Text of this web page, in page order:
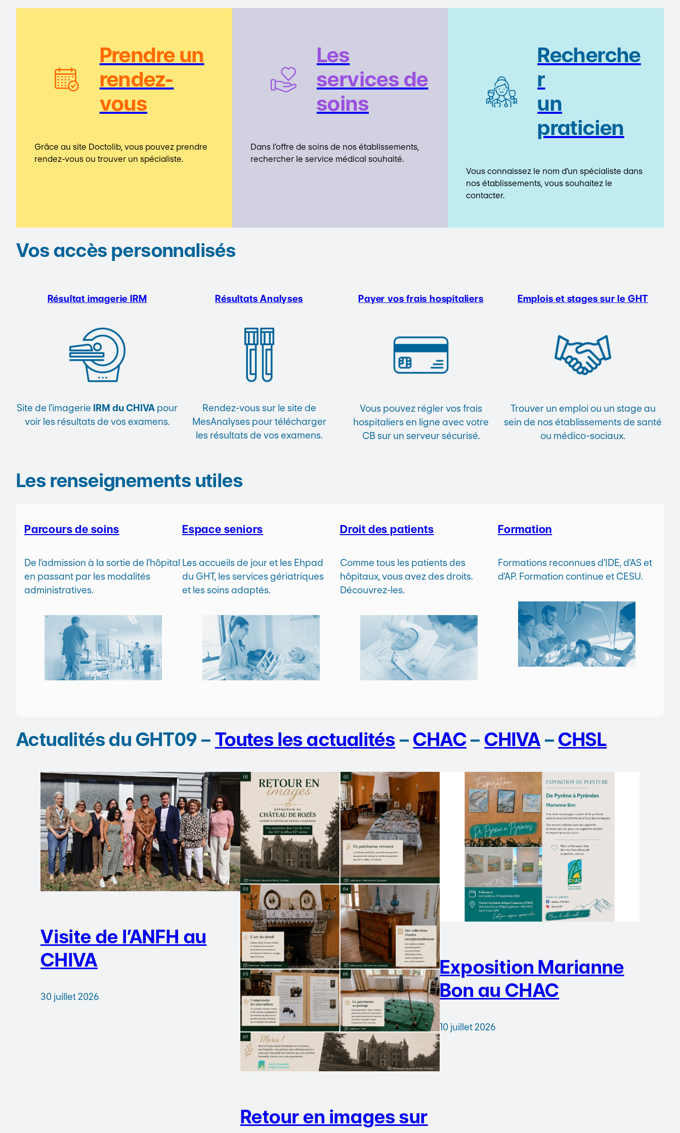
Prendre un
rendez-
vous
Grâce au site Doctolib, vous pouvez prendre
rendez-vous ou trouver un spécialiste.
Les
services de
soins
Dans l’offre de soins de nos établissements,
rechercher le service médical souhaité.
Recherche
r
un
praticien
Vous connaissez le nom d’un spécialiste dans
nos établissements, vous souhaitez le
contacter.
Vos accès personnalisés
Résultat imagerie IRM
Site de l’imagerie IRM du CHIVA pour
voir les résultats de vos examens.
Résultats Analyses
Rendez-vous sur le site de
MesAnalyses pour télécharger
les résultats de vos examens.
Payer vos frais hospitaliers
Vous pouvez régler vos frais
hospitaliers en ligne avec votre
CB sur un serveur sécurisé.
Emplois et stages sur le GHT
Trouver un emploi ou un stage au
sein de nos établissements de santé
ou médico-sociaux.
Les renseignements utiles
Parcours de soins
De l’admission à la sortie de l’hôpital
en passant par les modalités
administratives.
Espace seniors
Les accueils de jour et les Ehpad
du GHT, les services gériatriques
et les soins adaptés.
Droit des patients
Comme tous les patients des
hôpitaux, vous avez des droits.
Découvrez-les.
Formation
Formations reconnues d’IDE, d’AS et
d’AP. Formation continue et CESU.
Actualités du GHT09 – Toutes les actualités – CHAC– CHIVA – CHSL
Visite de l’ANFH au
CHIVA
30 juillet 2026
Retour en images sur
Exposition Marianne
Bon au CHAC
10 juillet 2026